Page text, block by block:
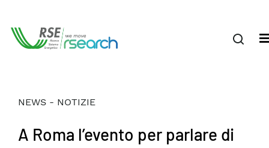
NEWS - NOTIZIE
A Roma l’evento per parlare di